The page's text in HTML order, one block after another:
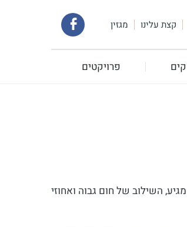
קצת עלינו מגזין
קישור
לעמוד
פרויקטים
השילוב של חום גבוה ואחוזי